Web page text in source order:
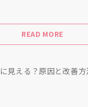
READ MORE
見える？原因と改善